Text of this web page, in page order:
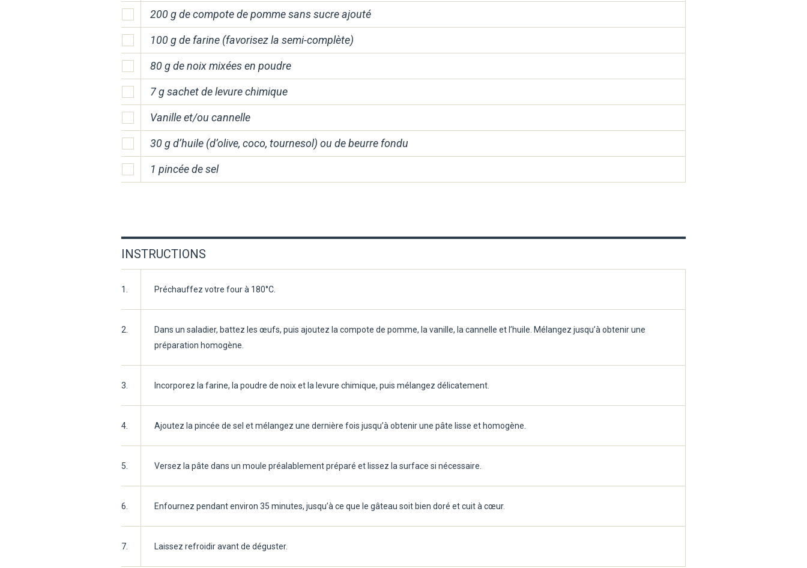
200 g de compote de pomme sans sucre ajouté
100 g de farine (favorisez la semi-complète)
80 g de noix mixées en poudre
7 g sachet de levure chimique
Vanille et/ou cannelle
30 g d’huile (d’olive, coco, tournesol) ou de beurre fondu
1 pincée de sel
INSTRUCTIONS
1. Préchauffez votre four à 180°C.
2.
Dans un saladier, battez les œufs, puis ajoutez la compote de pomme, la vanille, la cannelle et l’huile. Mélangez jusqu’à obtenir une
préparation homogène.
3. Incorporez la farine, la poudre de noix et la levure chimique, puis mélangez délicatement.
4. Ajoutez la pincée de sel et mélangez une dernière fois jusqu’à obtenir une pâte lisse et homogène.
5. Versez la pâte dans un moule préalablement préparé et lissez la surface si nécessaire.
6. Enfournez pendant environ 35 minutes, jusqu’à ce que le gâteau soit bien doré et cuit à cœur.
7. Laissez refroidir avant de déguster.